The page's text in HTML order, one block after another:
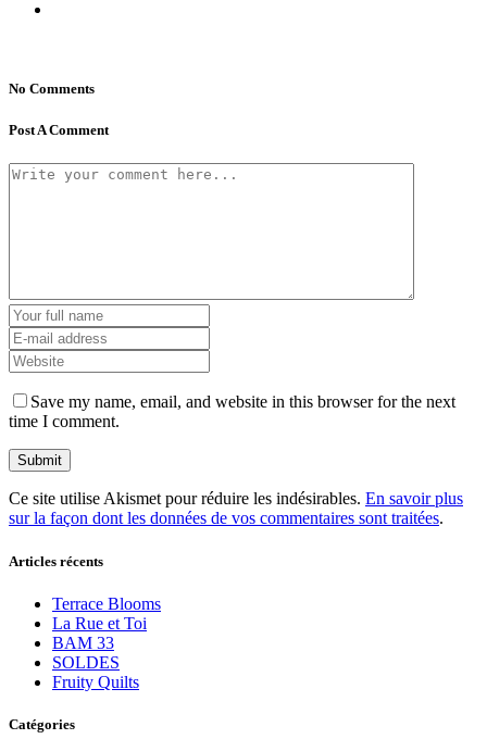
No Comments
Post A Comment
Save my name, email, and website in this browser for the next
time I comment.
Ce site utilise Akismet pour réduire les indésirables. En savoir plus
sur la façon dont les données de vos commentaires sont traitées.
Articles récents
Terrace Blooms
La Rue et Toi
BAM 33
SOLDES
Fruity Quilts
Catégories